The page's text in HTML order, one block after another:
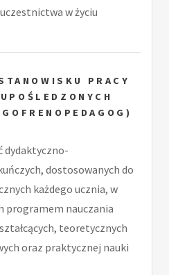
w życiu
PRACY
dydaktyczno-
dostosowanych do
każdego ucznia, w
programem nauczania
teoretycznych
oraz praktycznej nauki